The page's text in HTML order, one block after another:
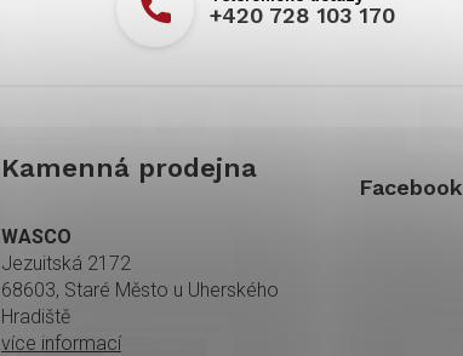
+420 728 103 170
Kamenná prodejna
WASCO
Jezuitská 2172
68603, Staré Město u Uherského
Hradiště
více informací
Facebook